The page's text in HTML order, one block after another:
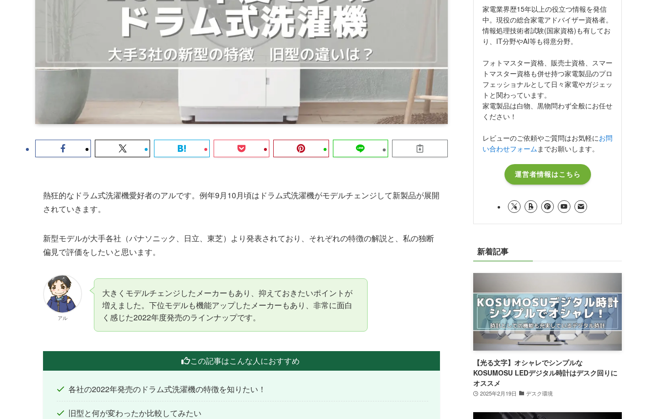
熱狂的なドラム式洗濯機愛好者のアルです。例年9月10月頃はドラム式洗濯機がモデルチェンジして新製品が展開
されていきます。
新型モデルが大手各社（パナソニック、日立、東芝）より発表されており、それぞれの特徴の解説と、私の独断
偏見で評価をしたいと思います。
アル
大きくモデルチェンジしたメーカーもあり、抑えておきたいポイントが
増えました。下位モデルも機能アップしたメーカーもあり、非常に面白
く感じた2022年度発売のラインナップです。
この記事はこんな人におすすめ
各社の2022年発売のドラム式洗濯機の特徴を知りたい！
旧型と何が変わったか比較してみたい
家電業界歴15年以上の役立つ情報を発信
中。現役の総合家電アドバイザー資格者。
情報処理技術者試験(国家資格)も有してお
り、IT分野やAI等も得意分野。
フォトマスター資格、販売士資格、スマー
トマスター資格も併せ持つ家電製品のプロ
フェッショナルとして日々家電やガジェッ
トと関わっています。
家電製品は白物、黒物問わず全般にお任せ
ください！
レビューのご依頼やご質問はお気軽にお問
い合わせフォーム までお願いします。
運営者情報はこちら
新着記事
【光る文字】オシャレでシンプルな
KOSUMOSU LEDデジタル時計はデスク回りに
オススメ
2025年2月19日 デスク環境